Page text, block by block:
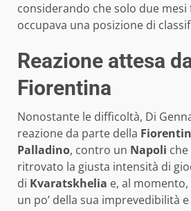
considerando che solo due mesi
occupava una posizione di
Reazione attesa
Fiorentina
Nonostante le difficoltà, Di
reazione da parte della
Palladino, contro un Napoli
ritrovato la giusta intensità di
di Kvaratskhelia e, al momento,
un po’ della sua imprevedibilità